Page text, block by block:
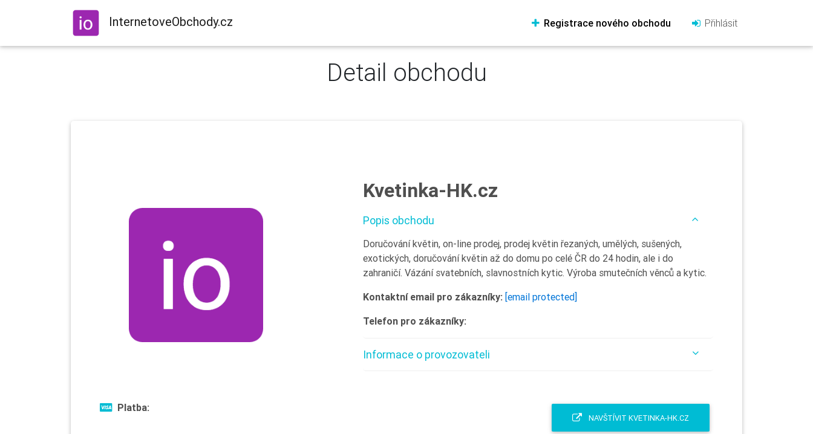
InternetoveObchody.cz Registrace nového obchodu Přihlásit
Detail obchodu
Platba:
Kvetinka-HK.cz
Popis obchodu
Doručování květin, on-line prodej, prodej květin řezaných, umělých, sušených,
exotických, doručování květin až do domu po celé ČR do 24 hodin, ale i do
zahraničí. Vázání svatebních, slavnostních kytic. Výroba smutečních věnců a kytic.
Kontaktní email pro zákazníky: [email protected]
Telefon pro zákazníky:
Informace o provozovateli
NAVŠTÍVIT KVETINKA-HK.CZ